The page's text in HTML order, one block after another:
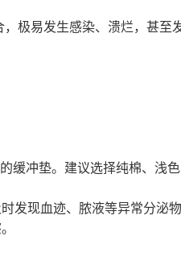
极易发生感染、溃烂，甚至
缓冲垫。建议选择纯棉、浅色
发现血迹、脓液等异常分泌